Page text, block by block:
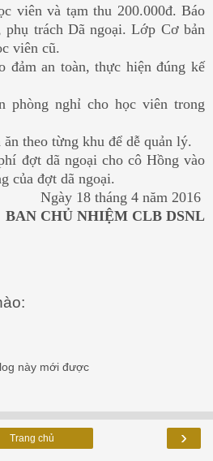
viên và tạm thu 200.000đ. Báo
trách Dã ngoại. Lớp Cơ bản
viên cũ.
đảm an toàn, thực hiện đúng kế
phòng nghỉ cho học viên trong
theo từng khu để dễ quản lý.
đợt dã ngoại cho cô Hồng vào
của đợt dã ngoại.
Ngày 18 tháng 4 năm 2016
BAN CHỦ NHIỆM CLB DSNL
này mới được
›
Trang chủ